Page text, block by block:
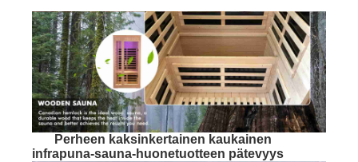
Perheen kaksinkertainen kaukainen
infrapuna-sauna-huonetuotteen pätevyys